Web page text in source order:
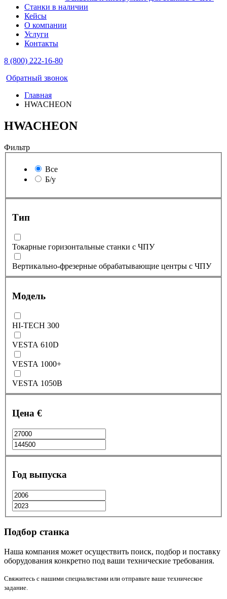
Станки в наличии
Кейсы
О компании
Услуги
Контакты
8 (800) 222-16-80
Обратный звонок
Главная
HWACHEON
HWACHEON
Фильтр
Все
Б/у
Тип
Токарные горизонтальные станки с ЧПУ
Вертикально-фрезерные обрабатывающие центры с ЧПУ
Модель
HI-TECH 300
VESTA 610D
VESTA 1000+
VESTA 1050B
Цена €
Год выпуска
Подбор станка
Наша компания может осуществить поиск, подбор и поставку
оборудования конкретно под ваши технические требования.
Свяжитесь с нашими специалистами или отправьте ваше техническое
задание.